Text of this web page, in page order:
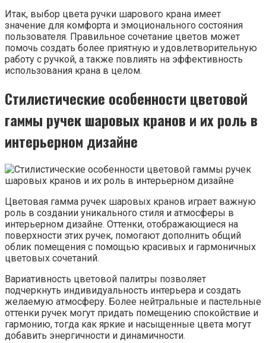
Итак, выбор цвета ручки шарового крана имеет
значение для комфорта и эмоционального состояния
пользователя. Правильное сочетание цветов может
помочь создать более приятную и удовлетворительную
работу с ручкой, а также повлиять на эффективность
использования крана в целом.
Стилистические особенности цветовой
гаммы ручек шаровых кранов и их роль в
интерьерном дизайне
Цветовая гамма ручек шаровых кранов играет важную
роль в создании уникального стиля и атмосферы в
интерьерном дизайне. Оттенки, отображающиеся на
поверхности этих ручек, помогают дополнить общий
облик помещения с помощью красивых и гармоничных
цветовых сочетаний.
Вариативность цветовой палитры позволяет
подчеркнуть индивидуальность интерьера и создать
желаемую атмосферу. Более нейтральные и пастельные
оттенки ручек могут придать помещению спокойствие и
гармонию, тогда как яркие и насыщенные цвета могут
добавить энергичности и динамичности.